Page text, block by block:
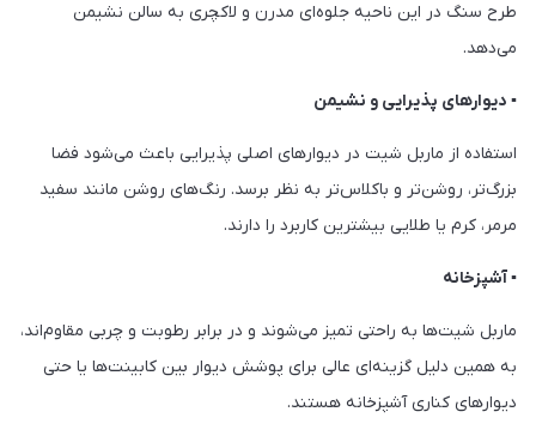
طرح سنگ در این ناحیه جلوه‌ای مدرن و لاکچری به سالن نشیمن
می‌دهد.
▪ دیوارهای پذیرایی و نشیمن
استفاده از ماربل شیت در دیوارهای اصلی پذیرایی باعث می‌شود فضا
بزرگ‌تر، روشن‌تر و باکلاس‌تر به نظر برسد. رنگ‌های روشن مانند سفید
مرمر، کرم یا طلایی بیشترین کاربرد را دارند.
▪ آشپزخانه
ماربل شیت‌ها به راحتی تمیز می‌شوند و در برابر رطوبت و چربی مقاوم‌اند،
به همین دلیل گزینه‌ای عالی برای پوشش دیوار بین کابینت‌ها یا حتی
دیوارهای کناری آشپزخانه هستند.